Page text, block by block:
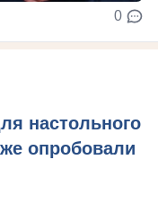
0
настольного
опробовали